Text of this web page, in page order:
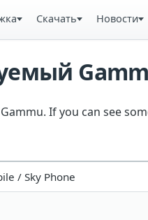
Скачать Новости
If you can see
/ Sky Phone